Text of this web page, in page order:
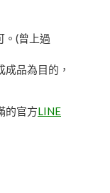
。(曾上過
品為目的，
的官方LINE